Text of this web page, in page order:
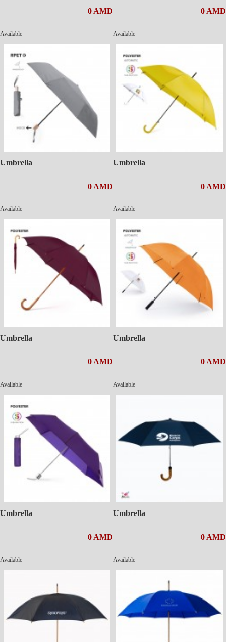
0 AMD
Available
0 AMD
Available
Umbrella
0 AMD
Available
Umbrella
0 AMD
Available
Umbrella
0 AMD
Available
Umbrella
0 AMD
Available
Umbrella
0 AMD
Available
Umbrella
0 AMD
Available